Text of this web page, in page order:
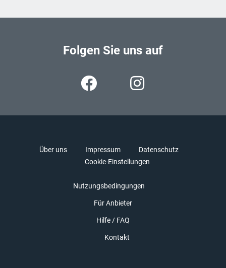
Folgen Sie uns auf
Über uns Impressum
Datenschutz
Cookie-Einstellungen
Nutzungsbedingungen
Für Anbieter
Hilfe / FAQ
Kontakt